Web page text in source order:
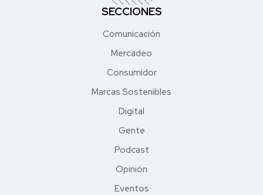
SECCIONES
Comunicación
Mercadeo
Consumidor
Marcas Sostenibles
Digital
Gente
Podcast
Opinión
Eventos